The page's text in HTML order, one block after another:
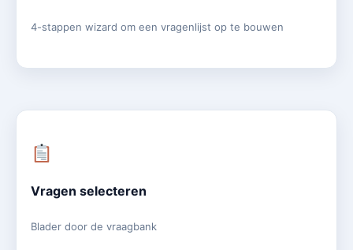
4-stappen wizard om een vragenlijst op te bouwen
Vragen selecteren
Blader door de vraagbank